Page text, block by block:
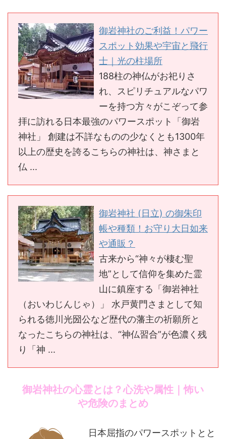
御岩神社のご利益！パワー
スポット効果や宇宙と飛行
士｜光の柱場所
188柱の神仏がお祀りさ
れ、スピリチュアルなパワ
ーを持つ方々がこぞって参
拝に訪れる日本最強のパワースポット「御岩
神社」 創建は不詳なものの少なくとも1300年
以上の歴史を誇るこちらの神社は、神さまと
仏 ...
御岩神社 (日立) の御朱印
帳や種類！お守り大日如来
や通販？
古来から“神々が棲む聖
地”として信仰を集めた霊
山に鎮座する「御岩神社
（おいわじんじゃ）」 水戸黄門さまとして知
られる徳川光圀公など歴代の藩主の祈願所と
なったこちらの神社は、“神仏習合”が色濃く残
り「神 ...
御岩神社の心霊とは？心洗や属性｜怖い
や危険のまとめ
日本屈指のパワースポットとと